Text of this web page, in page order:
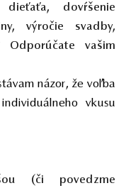
dieťaťa, dovŕšenie
výročie svadby,
Odporúčate vašim
názor, že voľba
vkusu
(či povedzme